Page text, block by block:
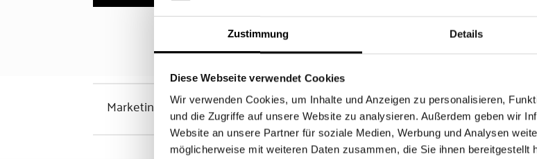
Zustimmung Details
Diese Webseite verwendet Cookies
Wir verwenden Cookies, um Inhalte und Anzeigen zu personalisieren,
und die Zugriffe auf unsere Website zu analysieren. Außerdem geben wir
Website an unsere Partner für soziale Medien, Werbung und Analysen
möglicherweise mit weiteren Daten zusammen, die Sie ihnen bereitgestellt
Marketinghinweis